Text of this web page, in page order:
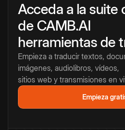
Acceda a la suite
de CAMB.AI
herramientas de
Empieza a traducir textos,
imágenes, audiolibros, vídeos,
sitios web y transmisiones en
Empieza